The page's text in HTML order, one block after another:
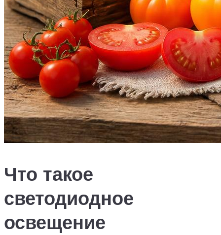
Что такое
светодиодное
освещение